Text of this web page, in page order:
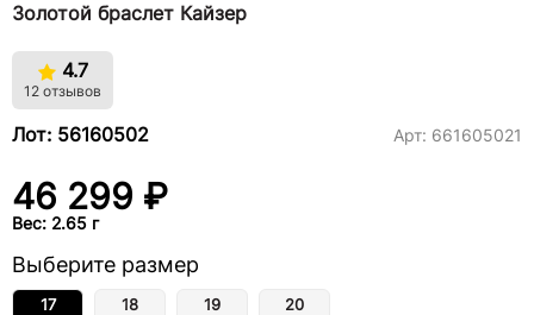
Золотой браслет Кайзер
4.7
12 отзывов
Лот: 56160502 Арт: 661605021
46 299 ₽
Вес: 2.65 г
Выберите размер
17 18 19 20